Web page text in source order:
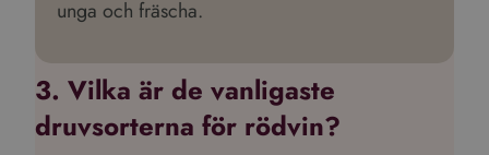
unga och fräscha.
3. Vilka är de vanligaste
druvsorterna för rödvin?